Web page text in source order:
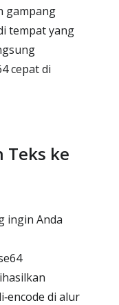
gampang
tempat yang
cepat di
Teks ke
ingin Anda
di alur